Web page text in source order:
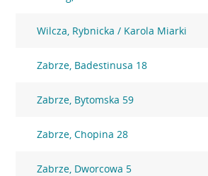
Wilcza, Rybnicka / Karola Miarki
Zabrze, Badestinusa 18
Zabrze, Bytomska 59
Zabrze, Chopina 28
Zabrze, Dworcowa 5